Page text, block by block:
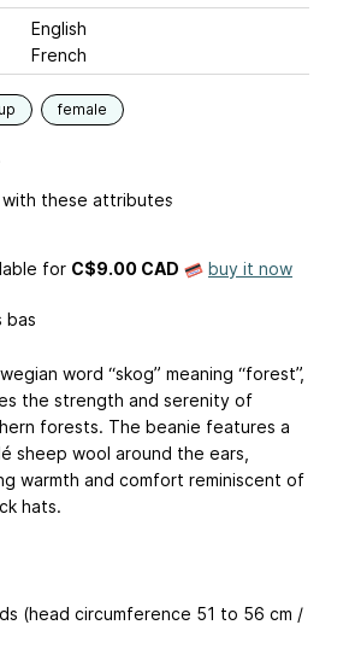
English
French
female
these attributes
for C$9.00 CAD buy it now
bas
word “skog” meaning “forest”,
the strength and serenity of
forests. The beanie features a
sheep wool around the ears,
warmth and comfort reminiscent of
hats.
(head circumference 51 to 56 cm /